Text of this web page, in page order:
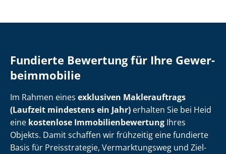
Fundierte Bewertung für Ihre Ge­wer­
be­im­mo­bi­lie
Im Rahmen eines exklusiven Maklerauftrags
(Laufzeit mindestens ein Jahr) erhalten Sie bei Heid
eine kostenlose Im­mo­bi­li­en­be­wer­tung Ihres
Objekts. Damit schaffen wir frühzeitig eine fundierte
Basis für Preisstrategie, Vermarktungsweg und Ziel­